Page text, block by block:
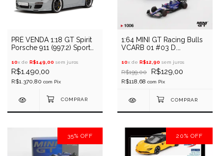
PRÉ VENDA 1:18 GT Spirit
Porsche 911 (997.2) Sport
10x de R$149,00 sem juros
R$1.490,00
R$1.370,80 com Pix
1:64 MINI GT Racing Bulls
VCARB 01 #03 D.
10x de R$12,90 sem juros
R$199,00 R$129,00
R$118,68 com Pix
35% OFF 20% OFF